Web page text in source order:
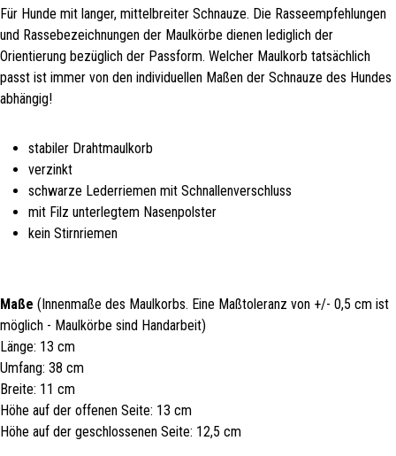
Für Hunde mit langer, mittelbreiter Schnauze. Die Rasseempfehlungen
und Rassebezeichnungen der Maulkörbe dienen lediglich der
Orientierung bezüglich der Passform. Welcher Maulkorb tatsächlich
passt ist immer von den individuellen Maßen der Schnauze des Hundes
abhängig!
stabiler Drahtmaulkorb
verzinkt
schwarze Lederriemen mit Schnallenverschluss
mit Filz unterlegtem Nasenpolster
kein Stirnriemen
Maße (Innenmaße des Maulkorbs. Eine Maßtoleranz von +/- 0,5 cm ist
möglich - Maulkörbe sind Handarbeit)
Länge: 13 cm
Umfang: 38 cm
Breite: 11 cm
Höhe auf der offenen Seite: 13 cm
Höhe auf der geschlossenen Seite: 12,5 cm